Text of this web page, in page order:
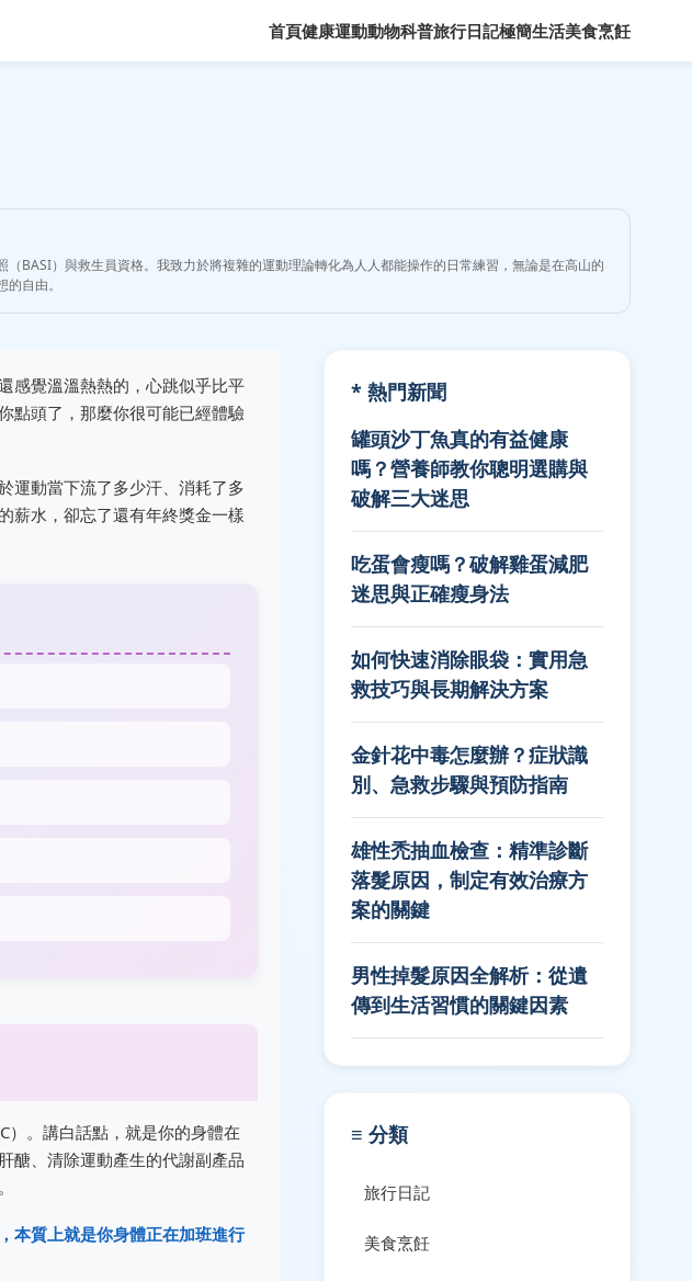
首頁健康運動動物科普旅行日記極簡生活美食烹飪
BASI）與救生員資格。我致力於將複雜的運動理論轉化為人人都能操作的日常練習，無論是在高山的
自由。
感覺溫溫熱熱的，心跳似乎比平
點頭了，那麼你很可能已經體驗
運動當下流了多少汗、消耗了多
薪水，卻忘了還有年終獎金一樣
）。講白話點，就是你的身體在
醣、清除運動產生的代謝副產品
本質上就是你身體正在加班進行
* 熱門新聞
罐頭沙丁魚真的有益健康
嗎？營養師教你聰明選購與
破解三大迷思
吃蛋會瘦嗎？破解雞蛋減肥
迷思與正確瘦身法
如何快速消除眼袋：實用急
救技巧與長期解決方案
金針花中毒怎麼辦？症狀識
別、急救步驟與預防指南
雄性禿抽血檢查：精準診斷
落髮原因，制定有效治療方
案的關鍵
男性掉髮原因全解析：從遺
傳到生活習慣的關鍵因素
≡ 分類
旅行日記
美食烹飪